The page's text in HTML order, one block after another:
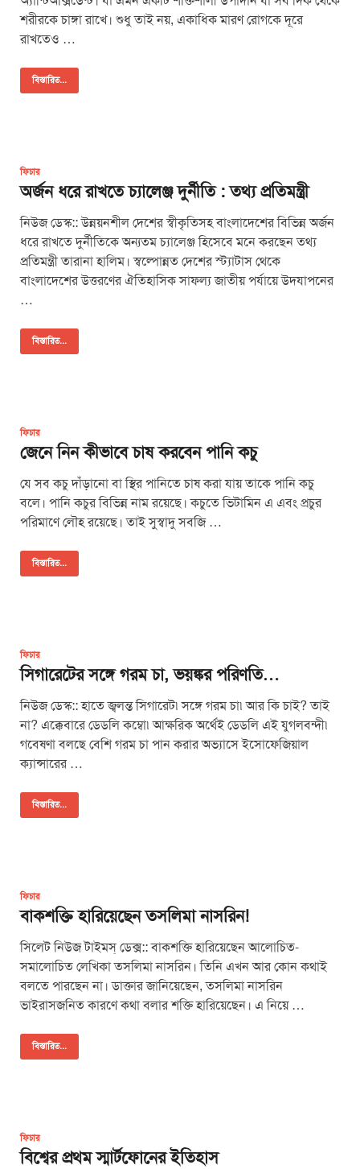
শরীরকে চাঙ্গা রাখে। শুধু তাই নয়, একাধিক মারণ রোগকে দূরে
রাখতেও …
বিস্তারিত...
ফিচার
অর্জন ধরে রাখতে চ্যালেঞ্জ দুর্নীতি : তথ্য প্রতিমন্ত্রী
নিউজ ডেস্ক:: উন্নয়নশীল দেশের স্বীকৃতিসহ বাংলাদেশের বিভিন্ন অর্জন
ধরে রাখতে দুর্নীতিকে অন্যতম চ্যালেঞ্জ হিসেবে মনে করছেন তথ্য
প্রতিমন্ত্রী তারানা হালিম। স্বল্পোন্নত দেশের স্ট্যাটাস থেকে
বাংলাদেশের উত্তরণের ঐতিহাসিক সাফল্য জাতীয় পর্যায়ে উদযাপনের
…
বিস্তারিত...
ফিচার
জেনে নিন কীভাবে চাষ করবেন পানি কচু
যে সব কচু দাঁড়ানো বা স্থির পানিতে চাষ করা যায় তাকে পানি কচু
বলে। পানি কচুর বিভিন্ন নাম রয়েছে। কচুতে ভিটামিন এ এবং প্রচুর
পরিমাণে লৌহ রয়েছে। তাই সুস্বাদু সবজি …
বিস্তারিত...
ফিচার
সিগারেটের সঙ্গে গরম চা, ভয়ঙ্কর পরিণতি…
নিউজ ডেস্ক:: হাতে জ্বলন্ত সিগারেট৷ সঙ্গে গরম চা৷ আর কি চাই? তাই
না? এক্কেবারে ডেডলি কম্বো৷ আক্ষরিক অর্থেই ডেডলি এই যুগলবন্দী৷
গবেষণা বলছে বেশি গরম চা পান করার অভ্যাসে ইসোফেজিয়াল
ক্যান্সারের …
বিস্তারিত...
ফিচার
বাকশক্তি হারিয়েছেন তসলিমা নাসরিন!
সিলেট নিউজ টাইমস্ ডেক্স:: বাকশক্তি হারিয়েছেন আলোচিত-
সমালোচিত লেখিকা তসলিমা নাসরিন। তিনি এখন আর কোন কথাই
বলতে পারছেন না। ডাক্তার জানিয়েছেন, তসলিমা নাসরিন
ভাইরাসজনিত কারণে কথা বলার শক্তি হারিয়েছেন। এ নিয়ে …
বিস্তারিত...
ফিচার
বিশ্বের প্রথম স্মার্টফোনের ইতিহাস